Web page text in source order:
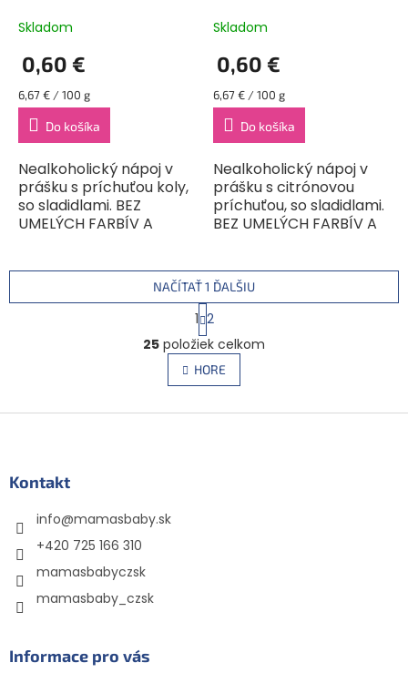
Skladom
0,60 €
Jednotková
cena:
6,67 € / 100 g
Do košíka
Nealkoholický nápoj v
prášku s príchuťou koly,
so sladidlami. BEZ
UMELÝCH FARBÍV A
použiteľná zmes.Môže
Skladom
0,60 €
Jednotková
cena:
6,67 € / 100 g
Do košíka
Nealkoholický nápoj v
prášku s citrónovou
príchuťou, so sladidlami.
BEZ UMELÝCH FARBÍV A
použiteľná zmes.Môže
sa miešať s vodou,
O
v
l
á
NAČÍTAŤ 1 ĎALŠIU
S
t
r
á
n
k
v
1 2
25 položiek celkom
HORE
Kontakt
info@mamasbaby.sk
+420 725 166 310
mamasbabyczsk
mamasbaby_czsk
Informace pro vás